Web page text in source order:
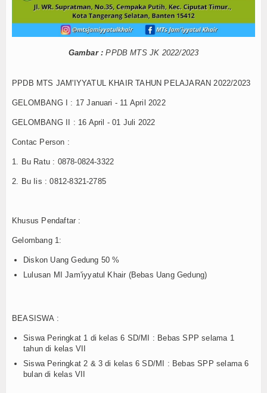
Kontak
Gambar : PPDB MTS JK 2022/2023
PPDB MTS JAM'IYYATUL KHAIR TAHUN PELAJARAN 2022/2023
GELOMBANG I : 17 Januari - 11 April 2022
GELOMBANG II : 16 April - 01 Juli 2022
Contac Person :
1. Bu Ratu : 0878-0824-3322
2. Bu Iis : 0812-8321-2785
Khusus Pendaftar :
Gelombang 1:
Diskon Uang Gedung 50 %
Lulusan MI Jam'iyyatul Khair (Bebas Uang Gedung)
BEASISWA :
Siswa Peringkat 1 di kelas 6 SD/MI : Bebas SPP selama 1
tahun di kelas VII
Siswa Peringkat 2 & 3 di kelas 6 SD/MI : Bebas SPP selama 6
bulan di kelas VII